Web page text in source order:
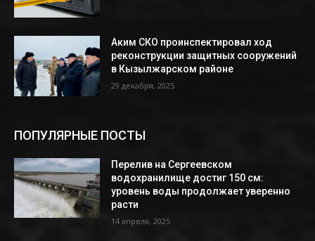
Аким СКО проинспектировал ход
реконструкции защитных сооружений
в Кызылжарском районе
29 декабря, 2025
ПОПУЛЯРНЫЕ ПОСТЫ
Перелив на Сергеевском
водохранилище достиг 150 см:
уровень воды продолжает уверенно
расти
14 апреля, 2025